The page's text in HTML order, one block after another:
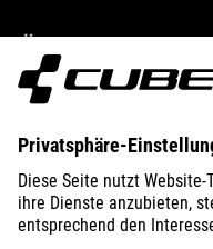
ÜBER UNS